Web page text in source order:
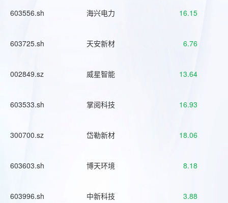
603556.sh 海兴电力 16.15
603725.sh 天安新材 6.76
002849.sz 威星智能 13.64
603533.sh 掌阅科技 16.93
300700.sz 岱勒新材 18.06
603603.sh 博天环境 8.18
603996.sh 中新科技 3.88